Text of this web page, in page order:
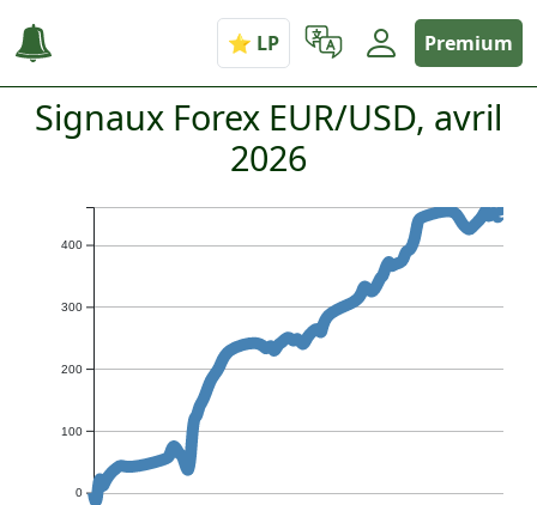
Premium
Signaux Forex EUR/USD, avril
2026
0
100
200
300
400